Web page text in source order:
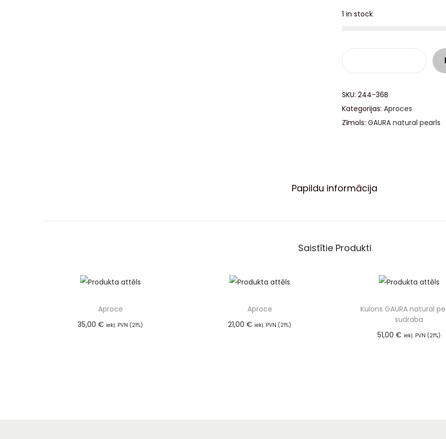
1 in stock
SKU: 244-36B
Kategorijas: Aproces
Zīmols: GAURA natural pearls
Papildu informācija
Saistītie Produkti
Aproce
35,00€ iekļ. PVN (21%)
Aproce
21,00€ iekļ. PVN (21%)
Kulons GAURA natural
sudraba
51,00€ iekļ. PVN (21%)